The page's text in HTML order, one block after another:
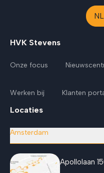
NL
HVK Stevens
Onze focus
Werken bij Klanten
Locaties
Amsterdam
Apollolaan